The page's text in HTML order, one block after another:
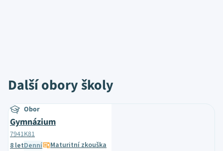
Další obory školy
Obor
Gymnázium
7941K81
8 letDenní Maturitní zkouška